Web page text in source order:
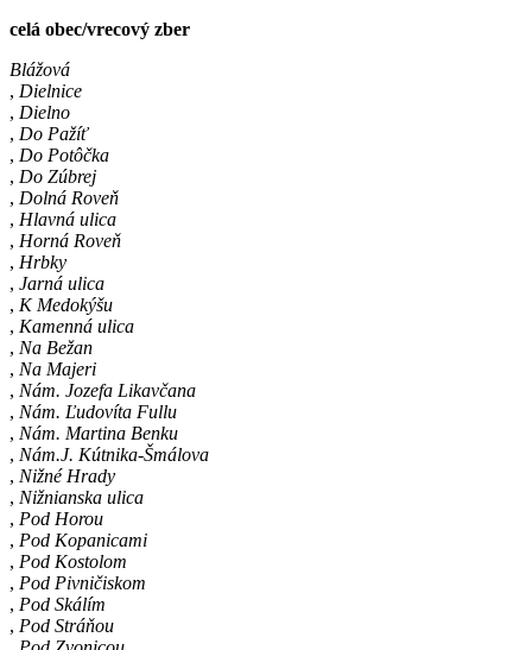
celá obec/vrecový zber
Blážová
, Dielnice
, Dielno
, Do Pažíť
, Do Potôčka
, Do Zúbrej
, Dolná Roveň
, Hlavná ulica
, Horná Roveň
, Hrbky
, Jarná ulica
, K Medokýšu
, Kamenná ulica
, Na Bežan
, Na Majeri
, Nám. Jozefa Likavčana
, Nám. Ľudovíta Fullu
, Nám. Martina Benku
, Nám.J. Kútnika-Šmálova
, Nižné Hrady
, Nižnianska ulica
, Pod Horou
, Pod Kopanicami
, Pod Kostolom
, Pod Pivničiskom
, Pod Skálím
, Pod Stráňou